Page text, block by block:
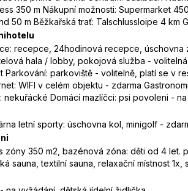
350 m Nákupní možnosti: Supermarket
50 m Běžkařská trať: Talschlussloipe 4 km
recepce, 24hodinová recepce,
hala / lobby, pokojová služba -
Parkování: parkoviště - volitelně, platí se v
WIFI v celém objektu - zdarma
nekuřácké Domácí mazlíčci: psi povoleni -
letní sporty: úschovna kol, minigolf -
zóny 350 m2, bazénová zóna: děti od 4
sauna, textilní sauna, relaxační místnost